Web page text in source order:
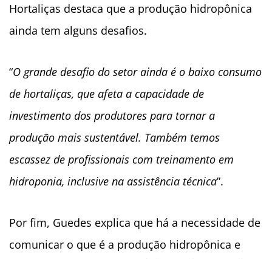
Hortaliças destaca que a produção hidropônica
ainda tem alguns desafios.
“O grande desafio do setor ainda é o baixo consumo
de hortaliças, que afeta a capacidade de
investimento dos produtores para tornar a
produção mais sustentável. Também temos
escassez de profissionais com treinamento em
hidroponia, inclusive na assistência técnica”.
Por fim, Guedes explica que há a necessidade de
comunicar o que é a produção hidropônica e